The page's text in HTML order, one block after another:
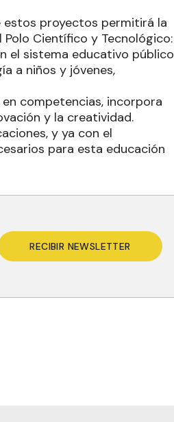
proyectos permitirá la
Científico y Tecnológico:
el sistema educativo público
a niños y jóvenes,
competencias, incorpora
y la creatividad.
y ya con el
para esta educación
RECIBIR NEWSLETTER